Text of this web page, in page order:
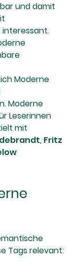
und damit
Moderne
Moderne
Leserinnen
mit
, Fritz
Tags relevant: